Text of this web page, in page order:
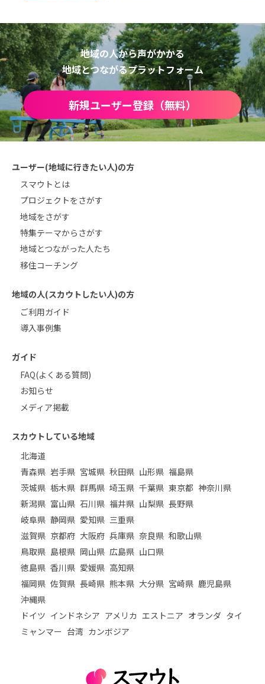
地域の人から声がかかる
地域とつながるプラットフォーム
新規ユーザー登録（無料）
ユーザー(地域に行きたい人)の方
スマウトとは
プロジェクトをさがす
地域をさがす
特集テーマからさがす
地域とつながった人たち
移住コーチング
地域の人(スカウトしたい人)の方
ご利用ガイド
導入事例集
ガイド
FAQ(よくある質問)
お知らせ
メディア掲載
スカウトしている地域
北海道
青森県 岩手県 宮城県 秋田県 山形県 福島県
茨城県 栃木県 群馬県 埼玉県 千葉県 東京都 神奈川県
新潟県 富山県 石川県 福井県 山梨県 長野県
岐阜県 静岡県 愛知県 三重県
滋賀県 京都府 大阪府 兵庫県 奈良県 和歌山県
鳥取県 島根県 岡山県 広島県 山口県
徳島県 香川県 愛媛県 高知県
福岡県 佐賀県 長崎県 熊本県 大分県 宮崎県 鹿児島県
沖縄県
ドイツ インドネシア アメリカ エストニア オランダ タイ
ミャンマー 台湾 カンボジア